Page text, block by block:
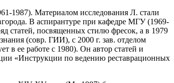
1987). Материалом исследования Л. стали
В аспирантуре при кафедре МГУ (1969-
статей, посвященных стилю фресок, а в 1979
(совр. ГИИ), с 2000 г. зав. отделом
в ее работе с 1980). Он автор статей и
«Инструкции по ведению реставрационных